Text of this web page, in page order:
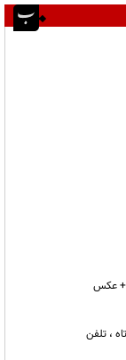
+ عکس
، تلفن